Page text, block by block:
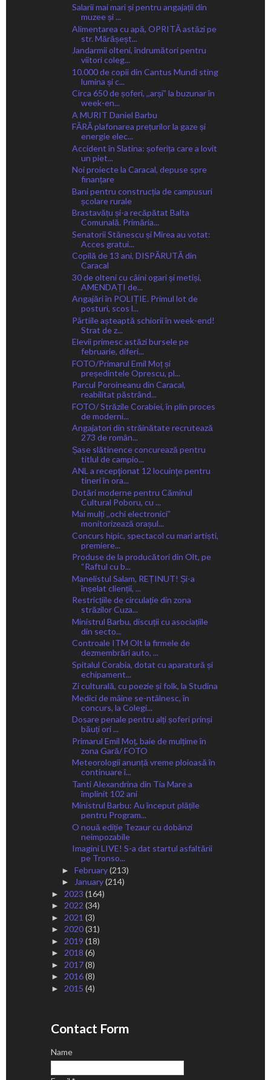
Salarii mai mari și pentru angajații din
muzee și ...
Alimentarea cu apă, OPRITĂ astăzi pe
str. Mărășeșt...
Jandarmii olteni, îndrumători pentru
viitori coleg...
10.000 de copii din Cantus Mundi sting
lumina și c...
Circa 650 de șoferi, ,,arșiˮ la buzunar în
week-en...
A MURIT Daniel Barbu
FĂRĂ plafonarea prețurilor la gaze și
energie elec...
Accident în Slatina: șoferița care a lovit
un piet...
Noi proiecte la Caracal, depuse spre
finanțare
Bani pentru construcția de campusuri
școlare rurale
Brastavățu și-a recăpătat Balta
Comunală. Primăria...
Senatorii Stănescu și Mirea au votat:
Acces gratui...
Copilă de 13 ani, DISPĂRUTĂ din
Caracal
30 de olteni cu câini ogari și metiși,
AMENDAȚI de...
Angajări în POLIȚIE. Primul lot de
posturi, scos l...
Pârtiile așteaptă schiorii în week-end!
Strat de z...
Elevii primesc astăzi bursele pe
februarie, diferi...
FOTO/Primarul Emil Moț și
președintele Oprescu, pl...
Parcul Poroineanu din Caracal,
reabilitat păstrând...
FOTO/ Străzile Corabiei, în plin proces
de moderni...
Angajatori din străinătate recrutează
273 de român...
Șase slătinence concurează pentru
titlul de campio...
ANL a recepţionat 12 locuinţe pentru
tineri în ora...
Dotări moderne pentru Căminul
Cultural Poboru, cu ...
Mai mulți ,,ochi electroniciˮ
monitorizează orașul...
Concurs hipic, spectacol cu mari artiști,
premiere...
Produse de la producători din Olt, pe
“Raftul cu b...
Manelistul Salam, REȚINUT! Și-a
înșelat clienții, ...
Restricțiile de circulație din zona
străzilor Cuza...
Ministrul Barbu, discuții cu asociațiile
din secto...
Controale ITM Olt la firmele de
dezmembrări auto, ...
Spitalul Corabia, dotat cu aparatură și
echipament...
Zi culturală, cu poezie și folk, la Studina
Medici de mâine se-ntâlnesc, în
concurs, la Colegi...
Dosare penale pentru alți șoferi prinși
băuți ori ...
Primarul Emil Moț, baie de mulțime în
zona Gară/ FOTO
Meteorologii anunță vreme ploioasă în
continuare î...
Tanti Alexandrina din Tia Mare a
împlinit 102 ani
Ministrul Barbu: Au început plățile
pentru Program...
O nouă ediție Tezaur cu dobânzi
neimpozabile
Imagini LIVE! S-a dat startul asfaltării
pe Tronso...
► February(213)
► January(214)
► 2023 (164)
► 2022 (34)
► 2021 (3)
► 2020(31)
► 2019 (18)
► 2018 (6)
► 2017(8)
► 2016(8)
► 2015 (4)
Contact Form
Name